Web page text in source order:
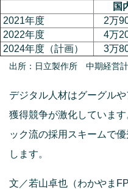
国
2021年度
2万
2022年度
4万
2024年度（計画）
3万
出所：日立製作所 中期経営
デジタル人材はグーグル
獲得競争が激化していま
ック流の採用スキームで
します。
文／若山卓也（わかやま